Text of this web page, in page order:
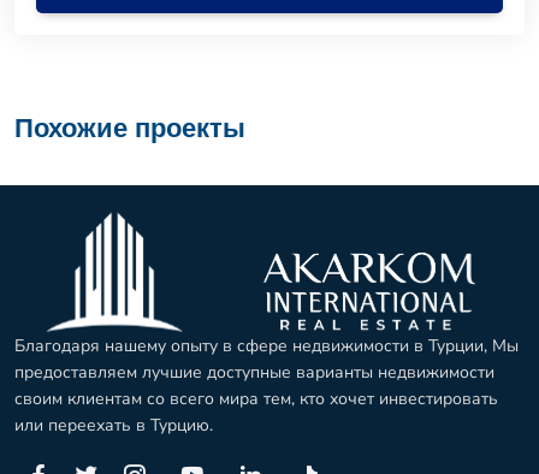
Похожие проекты
Благодаря нашему опыту в сфере недвижимости в Турции, Мы
предоставляем лучшие доступные варианты недвижимости
своим клиентам со всего мира тем, кто хочет инвестировать
или переехать в Турцию.